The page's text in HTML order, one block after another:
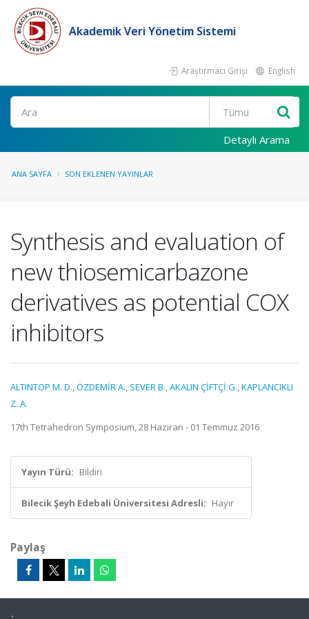
Akademik Veri Yönetim Sistemi
Araştırmacı Girişi English
Ara
Detaylı Arama
ANA SAYFA SON EKLENEN YAYINLAR
Synthesis and evaluation of
new thiosemicarbazone
derivatives as potential COX
inhibitors
ALTINTOP M. D.,ÖZDEMİR A., SEVER B.,AKALIN ÇİFTÇİ G.,KAPLANCIKLI
Z. A.
17th Tetrahedron Symposium, 28 Haziran - 01 Temmuz 2016
Yayın Türü: Bildiri
Bilecik Şeyh Edebali Üniversitesi Adresli: Hayır
Paylaş